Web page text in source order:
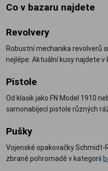
Co v bazaru najdete
Revolvery
Robustní mechanika revolverů
nejlépe. Aktuální kusy najdete v
Pistole
Od klasik jako FN Model 1910
samonabíjecí pistole různých
Pušky
Vojenské opakovačky Schmidt-
zbraně pohromadě v kategorii